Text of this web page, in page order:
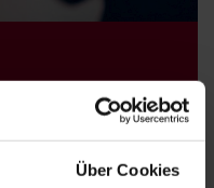
Über Cookies
FINANZAMT
Zeit als